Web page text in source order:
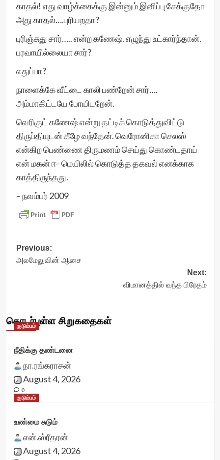
காதல்! எது வாழ்க்கைக்கு இன்னும் இனிப்பு சேக்குதோ
அது காதல்….புரியறதா?
புரிஞ்சுது சார்….. என்ற கணேஷ். எழுந்து உட்கார்ந்தான்.
பரவாயில்லையா சார்?
எதுப்பா?
நாளைக்கே வீட்டை காலி பண்றேன் சார்….
அம்மாகிட்டயே போயிடறேன்.
வெரிகுட் கணேஷ் என்று தட்டிக் கொடுத்துவிட்டு
திருப்தியுடன் கீழே வந்தேன். வெரோனிகா செலஸ்
என்கிற பெண்ணை திருமணம் செய்து கொண்டதாய்
என் மகன் ஈ- மெயிலில் கொடுத்த தகவல் எனக்காக
காத்திருந்தது.
– நவம்பர் 2009
Post
navigation
Previous:
அலமேலுவின் ஆசை
Next:
விமானத்தில் வந்த பிரேதம்
தொடர்புள்ள சிறுகதைகள்
குடும்பம்
நீதிக்கு தண்டனை
நா.ரங்கராசன்
August 4, 2026
0
குடும்பம்
உண்மை சுடும்
என்.ஸ்ரீதரன்
August 4, 2026